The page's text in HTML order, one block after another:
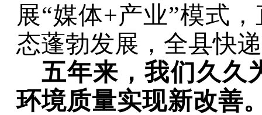
展“媒体+产业”模式
态蓬勃发展， 全县快
五年来，我们久久
环境质量实现新改善